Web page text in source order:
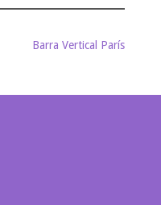
Barra Vertical París